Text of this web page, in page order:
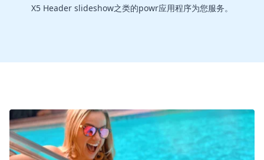
X5 Header slideshow之类的powr应用程序为您服务。